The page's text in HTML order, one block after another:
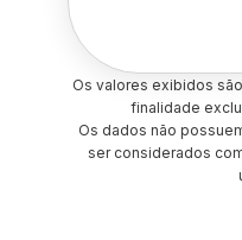
Os valores exibidos
finalidade
Os dados não
ser considerados